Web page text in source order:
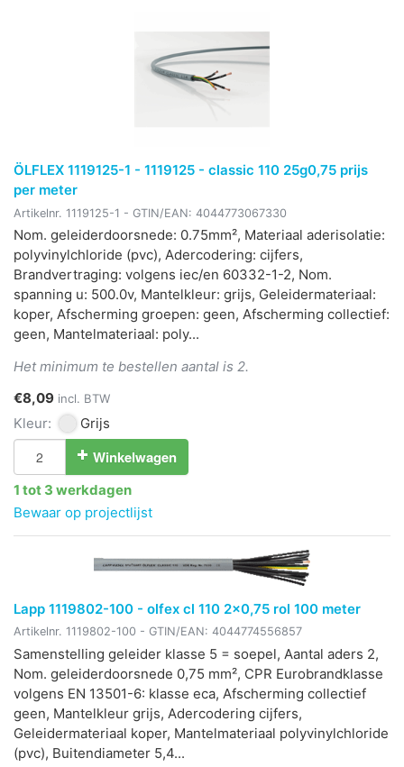
ÖLFLEX 1119125-1 - 1119125 - classic 110 25g0,75 prijs
per meter
Artikelnr. 1119125-1 - GTIN/EAN: 4044773067330
Nom. geleiderdoorsnede: 0.75mm², Materiaal aderisolatie:
polyvinylchloride (pvc), Adercodering: cijfers,
Brandvertraging: volgens iec/en 60332-1-2, Nom.
spanning u: 500.0v, Mantelkleur: grijs, Geleidermateriaal:
koper, Afscherming groepen: geen, Afscherming collectief:
geen, Mantelmateriaal: poly...
Het minimum te bestellen aantal is 2.
€8,09 incl. BTW
Kleur: Grijs
Winkelwagen
1 tot 3 werkdagen
Bewaar op projectlijst
Lapp 1119802-100 - olfex cl 110 2x0,75 rol 100 meter
Artikelnr. 1119802-100 - GTIN/EAN: 4044774556857
Samenstelling geleider klasse 5 = soepel, Aantal aders 2,
Nom. geleiderdoorsnede 0,75 mm², CPR Eurobrandklasse
volgens EN 13501-6: klasse eca, Afscherming collectief
geen, Mantelkleur grijs, Adercodering cijfers,
Geleidermateriaal koper, Mantelmateriaal polyvinylchloride
(pvc), Buitendiameter 5,4...